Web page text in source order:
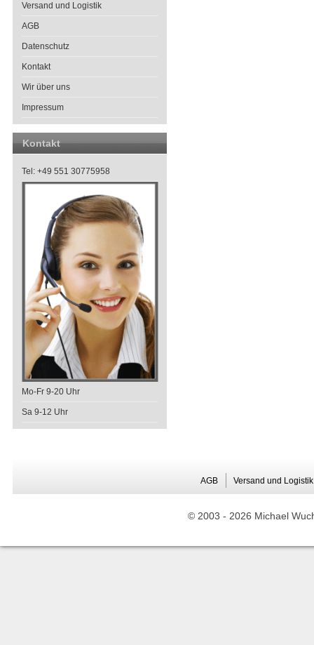
Versand und Logistik
AGB
Datenschutz
Kontakt
Wir über uns
Impressum
Kontakt
Tel: +49 551 30775958
Mo-Fr 9-20 Uhr
Sa 9-12 Uhr
AGB Versand und Logistik
© 2003 - 2026 Michael